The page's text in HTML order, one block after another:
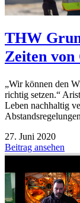
THW
Zeiten von
„Wir können den
richtig setzen.“
Leben nachhaltig
27. Juni 2020
Beitrag ansehen